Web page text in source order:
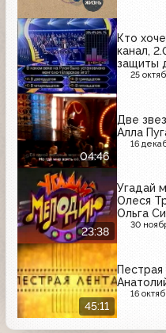
Кто
канал,
защиты
25
04:46
Две
Алла
16
23:38
Угадай
Олеся
Ольга
30
45:11
16